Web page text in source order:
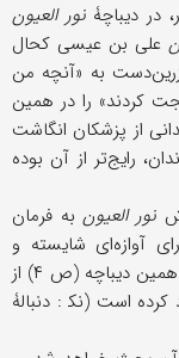
در دیباچۀنور العیون
علی بن عیسى کحال
۸۴-۸۵)، اما اشارۀ زرین‌دست به «آنچه من
کردند» را در همین
از پزشکان انگاشت
رایج‌تر از آن بوده
نور العیونبه فرمان
آوازه‌ای شایسته و
بهره‌مند از پشتیبانی ملکشاه انگاشت؛ هرچند در همین دیباچه (ص ۴) از
کرده است (نک‍ : دنبالۀ